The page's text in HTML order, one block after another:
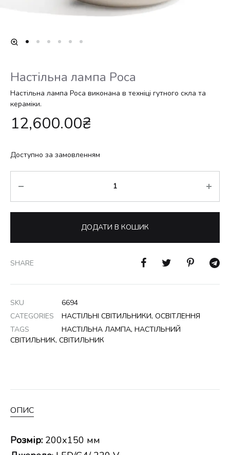
Настільна лампа Роса
Настільна лампа Роса виконана в техніці гутного скла та
кераміки.
12,600.00₴
Доступно за замовленням
ДОДАТИ В КОШИК
SHARE
SKU
6694
CATEGORIES
НАСТІЛЬНІ СВІТИЛЬНИКИ, ОСВІТЛЕННЯ
TAGS
НАСТІЛЬНА ЛАМПА, НАСТІЛЬНИЙ
СВІТИЛЬНИК, СВІТИЛЬНИК
ОПИС
Розмір: 200х150 мм